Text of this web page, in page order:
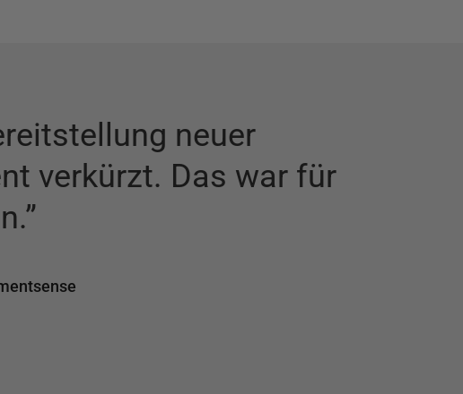
neuer
verkürzt. Das war für
”